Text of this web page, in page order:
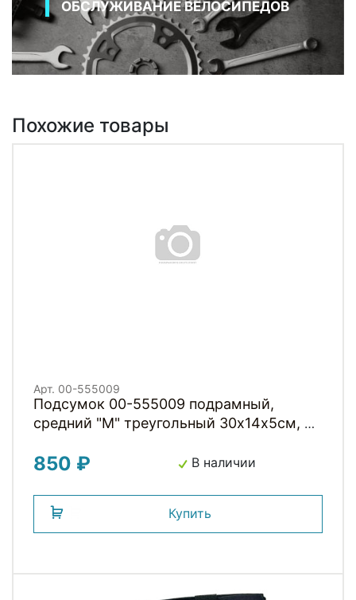
ОБСЛУЖИВАНИЕ ВЕЛОСИПЕДОВ
Похожие товары
Арт. 00-555009
Подсумок 00-555009 подрамный,
средний "M" треугольный 30х14х5см, 3
влагозащит, с сетчатым внеш.
850 ₽ В наличии
Купить